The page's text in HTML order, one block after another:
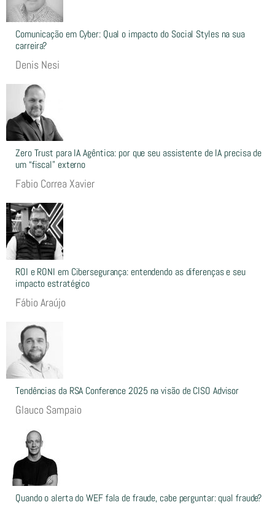
Comunicação em Cyber: Qual o impacto do Social Styles na sua
carreira?
Denis Nesi
Zero Trust para IA Agêntica: por que seu assistente de IA precisa de
um “fiscal” externo
Fabio Correa Xavier
ROI e RONI em Cibersegurança: entendendo as diferenças e seu
impacto estratégico
Fábio Araújo
Tendências da RSA Conference 2025 na visão de CISO Advisor
Glauco Sampaio
Quando o alerta do WEF fala de fraude, cabe perguntar: qual fraude?